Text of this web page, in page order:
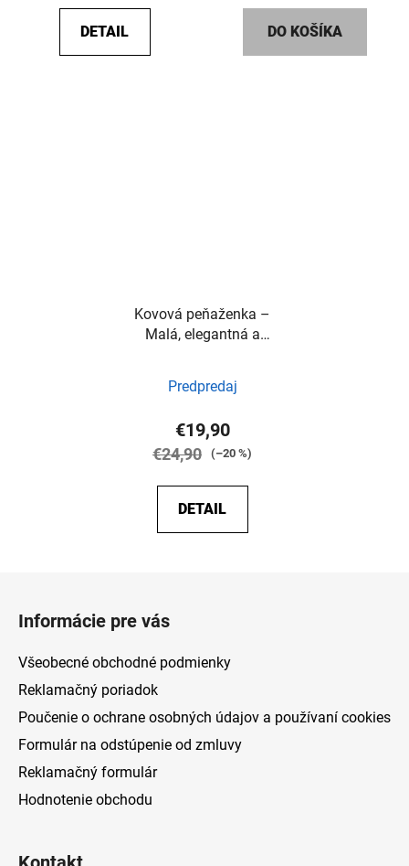
5,0
z
DETAIL DO KOŠÍKA
Kovová peňaženka –
Malá, elegantná a
Predpredaj
€19,90
€24,90 (–20 %)
DETAIL
Informácie pre vás
Všeobecné obchodné podmienky
Reklamačný poriadok
Poučenie o ochrane osobných údajov a používaní cookies
Formulár na odstúpenie od zmluvy
Reklamačný formulár
Hodnotenie obchodu